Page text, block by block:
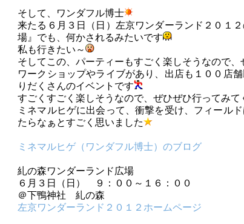
そして、ワンダフル博士
来たる６月３日（日）左京ワンダーランド２０１
場』でも、何かされるみたいです
私も行きたい～
そしてこの、パーティーもすごく楽しそうなので、
ワークショップやライブがあり、出店も１００店
りだくさんのイベントです
すごくすごく楽しそうなので、ぜひぜひ行ってみて
ミネマルヒゲに出会って、衝撃を受け、フィール
たらなぁとすごく思いました
ミネマルヒゲ（ワンダフル博士）のブログ
糺の森ワンダーランド広場
６月３日（日） ９：００～１６：００
＠下鴨神社 糺の森
左京ワンダーランド２０１２ホームページ